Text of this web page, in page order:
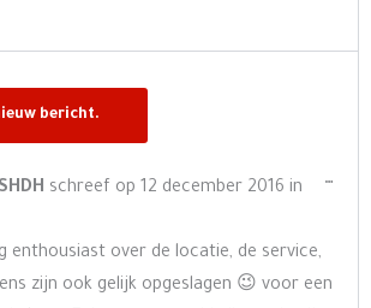
schreef op 12 december 2016 in
enthousiast over de locatie, de service,
zijn ook gelijk opgeslagen 😉 voor een
…